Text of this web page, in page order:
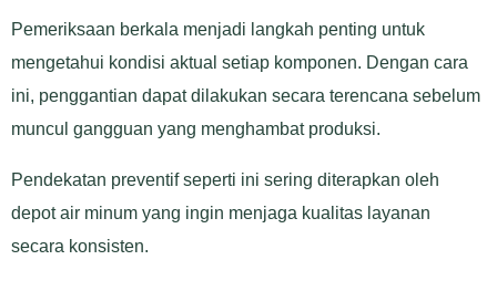
Pemeriksaan berkala menjadi langkah penting untuk
mengetahui kondisi aktual setiap komponen. Dengan cara
ini, penggantian dapat dilakukan secara terencana sebelum
muncul gangguan yang menghambat produksi.
Pendekatan preventif seperti ini sering diterapkan oleh
depot air minum yang ingin menjaga kualitas layanan
secara konsisten.